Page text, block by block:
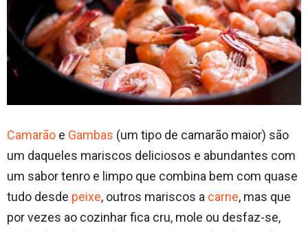
Camarão e Gambas (um tipo de camarão maior) são
um daqueles mariscos deliciosos e abundantes com
um sabor tenro e limpo que combina bem com quase
tudo desde peixe, outros mariscos a carne, mas que
por vezes ao cozinhar fica cru, mole ou desfaz-se,